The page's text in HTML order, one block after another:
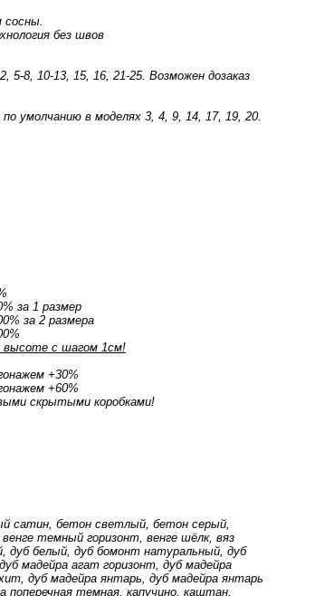
сосны.
без швов
5-8, 10-13, 15, 16, 21-25. Возможен дозаказ
умолчанию в моделях 3, 4, 9, 14, 17, 19, 20.
за 1 размер
за 2 размера
высоте с шагом 1см!
+30%
+60%
скрытыми коробками!
сатин, бетон светлый, бетон серый,
темный горизонт, венге шёлк, вяз
дуб белый, дуб бомонт натуральный, дуб
мадейра агат горизонт, дуб мадейра
дуб мадейра янтарь, дуб мадейра янтарь
поперечная темная, капучино, каштан,